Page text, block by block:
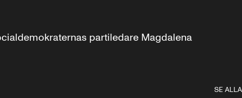
partiledare Magdalena
SE ALLA